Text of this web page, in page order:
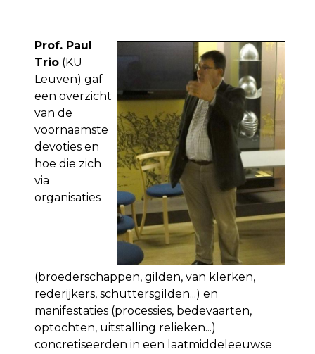
Prof. Paul
Trio (KU
Leuven) gaf
een overzicht
van de
voornaamste
devoties en
hoe die zich
via
organisaties
(broederschappen, gilden, van klerken,
rederijkers, schuttersgilden...) en
manifestaties (processies, bedevaarten,
optochten, uitstalling relieken...)
concretiseerden in een laatmiddeleeuwse